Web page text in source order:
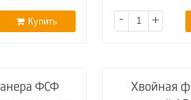
Купить - +
ФСФ
Хвойная